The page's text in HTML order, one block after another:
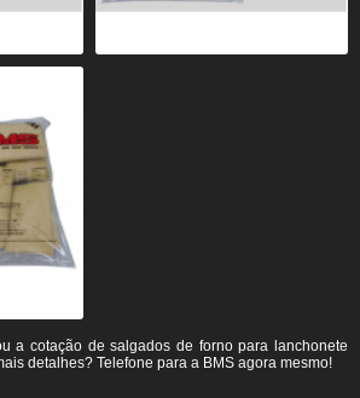
a cotação de salgados de forno para lanchonete
detalhes? Telefone para a BMS agora mesmo!